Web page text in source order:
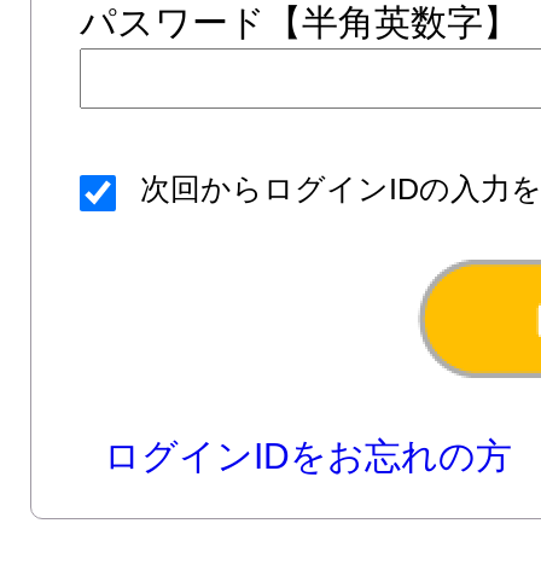
パスワード【半角英数字】
次回からログインIDの入力
ログインIDをお忘れの方